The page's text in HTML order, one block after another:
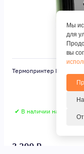
Термопринтер Niimbot
✔ В наличии на складе
3 200 ₽.
Мы
для
вы